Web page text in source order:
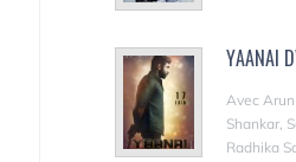
YAANAI
Avec
Shankar,
Radhika